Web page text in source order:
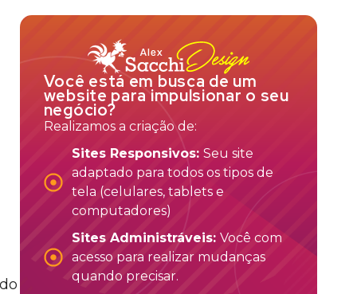
Você está em busca de um
website para impulsionar o seu
negócio?
Realizamos a criação de:
Sites Responsivos: Seu site
adaptado para todos os tipos de
tela (celulares, tablets e
computadores)
Sites Administráveis: Você com
acesso para realizar mudanças
quando precisar.